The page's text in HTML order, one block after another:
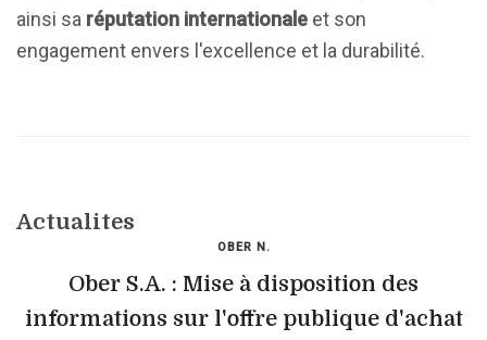
ainsi sa réputation internationale et son
engagement envers l'excellence et la durabilité.
Actualites
OBER N.
Ober S.A. : Mise à disposition des
informations sur l'offre publique d'achat